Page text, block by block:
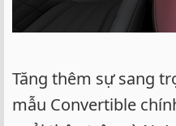
Tăng thêm sự sang
mẫu Convertible